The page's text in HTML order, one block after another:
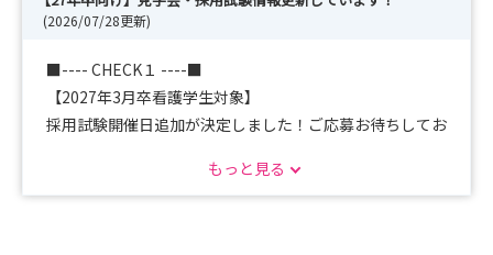
(2026/07/28更新)
■---- CHECK１ ----■
【2027年3月卒看護学生対象】
採用試験開催日追加が決定しました！ご応募お待ちしてお
もっと見る